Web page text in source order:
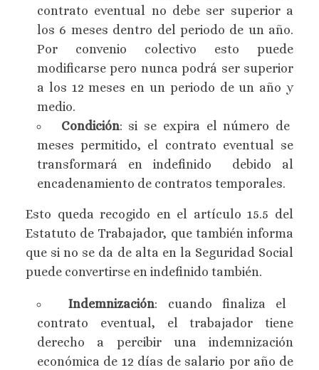
contrato eventual no debe ser superior a
los 6 meses dentro del periodo de un año.
Por convenio colectivo esto puede
modificarse pero nunca podrá ser superior
a los 12 meses en un periodo de un año y
medio.
Condición: si se expira el número de
meses permitido, el contrato eventual se
transformará en indefinido debido al
encadenamiento de contratos temporales.
Esto queda recogido en el artículo 15.5 del
Estatuto de Trabajador, que también informa
que si no se da de alta en la Seguridad Social
puede convertirse en indefinido también.
Indemnización: cuando finaliza el
contrato eventual, el trabajador tiene
derecho a percibir una indemnización
económica de 12 días de salario por año de